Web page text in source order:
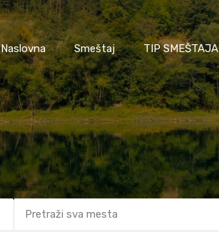
Naslovna Smeštaj TIP SMEŠTAJA
Pretraži sva mesta